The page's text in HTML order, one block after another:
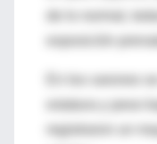
En los varones
estatura y peso
registraron un